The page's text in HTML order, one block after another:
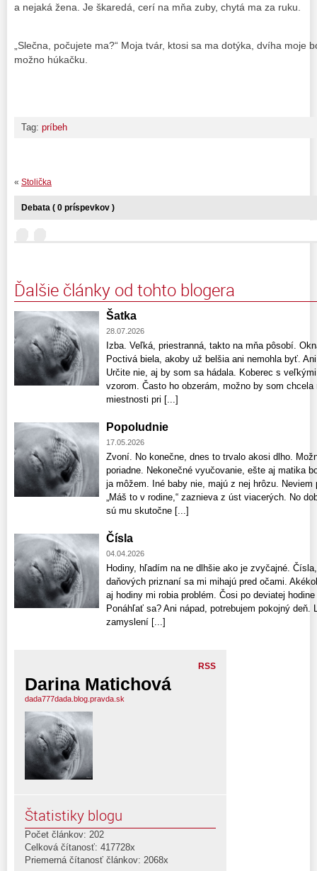
a nejaká žena. Je škaredá, cerí na mňa zuby, chytá ma za ruku.
„Slečna, počujete ma?“ Moja tvár, ktosi sa ma dotýka, dvíha moje
možno húkačku.
Tag: príbeh
« Stolička
Debata ( 0 príspevkov )
Ďalšie články od tohto blogera
Šatka
28.07.2026
Izba. Veľká, priestranná, takto na mňa pôsobí.
Poctivá biela, akoby už belšia ani nemohla byť.
Určite nie, aj by som sa hádala. Koberec s
vzorom. Často ho obzerám, možno by som
miestnosti pri [...]
Popoludnie
17.05.2026
Zvoní. No konečne, dnes to trvalo akosi dlho.
poriadne. Nekonečné vyučovanie, ešte aj matika
ja môžem. Iné baby nie, majú z nej hrôzu.
„Máš to v rodine,“ zaznieva z úst viacerých. No
sú mu skutočne [...]
Čísla
04.04.2026
Hodiny, hľadím na ne dlhšie ako je zvyčajné.
daňových priznaní sa mi mihajú pred očami.
aj hodiny mi robia problém. Čosi po deviatej
Ponáhľať sa? Ani nápad, potrebujem pokojný
zamyslení [...]
RSS
Darina Matichová
dada777dada.blog.pravda.sk
Štatistiky blogu
Počet článkov: 202
Celková čítanosť: 417728x
Priemerná čítanosť článkov: 2068x